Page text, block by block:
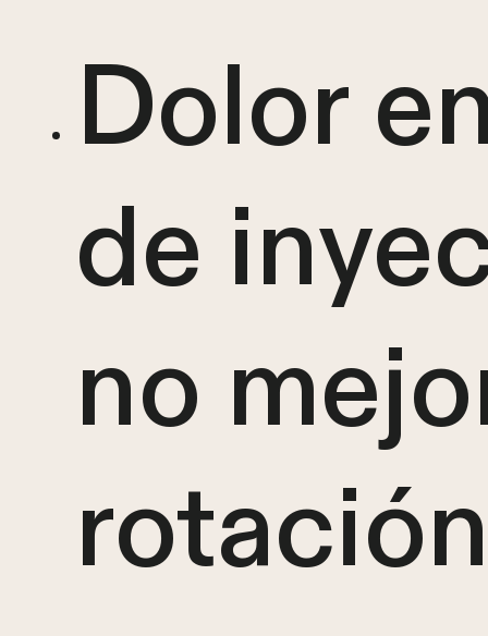
Dolor
de
no